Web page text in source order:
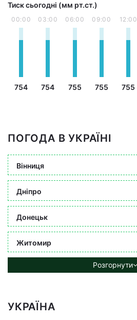
Тиск сьогодні (мм рт.ст.)
00:00
754
03:00
754
06:00
755
09:00
755
12:00
755
ПОГОДА В УКРАЇНІ
Вінниця
Дніпро
Донецьк
Житомир
Розгорнути
УКРАЇНА